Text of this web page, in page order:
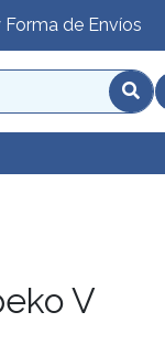
de Envíos
V